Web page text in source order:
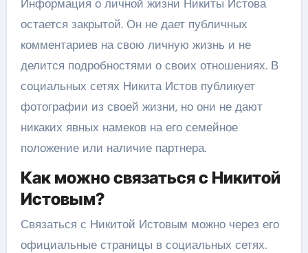
Информация о личной жизни Никиты Истова
остается закрытой. Он не дает публичных
комментариев на свою личную жизнь и не
делится подробностями о своих отношениях. В
социальных сетях Никита Истов публикует
фотографии из своей жизни, но они не дают
никаких явных намеков на его семейное
положение или наличие партнера.
Как можно связаться с Никитой
Истовым?
Связаться с Никитой Истовым можно через его
официальные страницы в социальных сетях.